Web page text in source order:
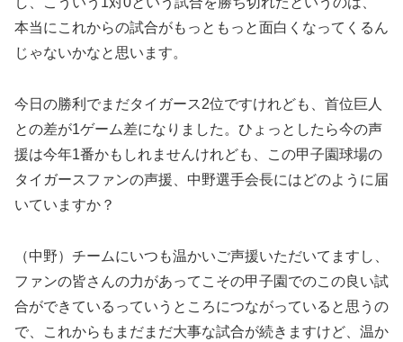
本当にこれからの試合がもっともっと面白くなってくるん
じゃないかなと思います。
今日の勝利でまだタイガース2位ですけれども、首位巨人
との差が1ゲーム差になりました。ひょっとしたら今の声
援は今年1番かもしれませんけれども、この甲子園球場の
タイガースファンの声援、中野選手会長にはどのように届
いていますか？
（中野）チームにいつも温かいご声援いただいてますし、
ファンの皆さんの力があってこその甲子園でのこの良い試
合ができているっていうところにつながっていると思うの
で、これからもまだまだ大事な試合が続きますけど、温か